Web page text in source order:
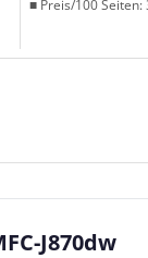
■ Preis/100 Seiten:
J870dw